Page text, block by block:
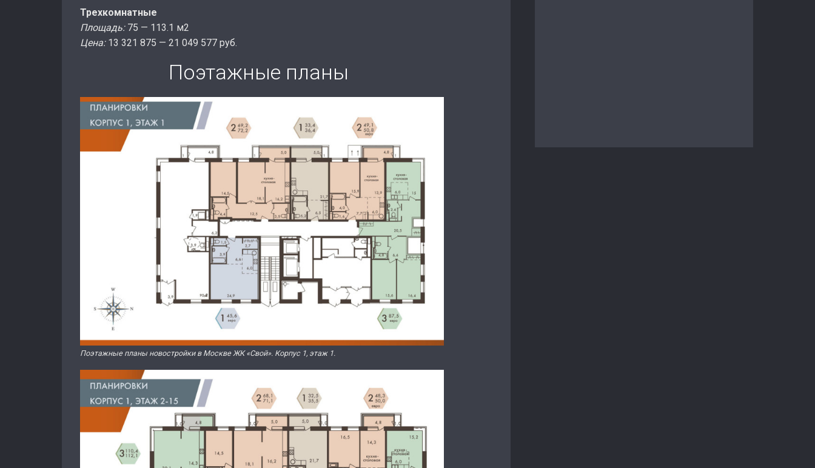
Трехкомнатные
Площадь:75 — 113.1 м2
Цена:13 321 875 — 21 049 577 руб.
Поэтажные планы
Поэтажные планы новостройки в Москве ЖК «Свой». Корпус 1, этаж 1.